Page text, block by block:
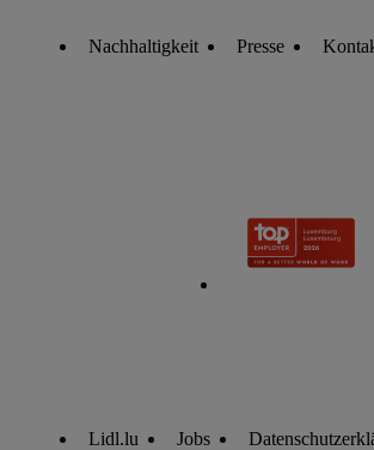
Nachhaltigkeit Presse
Lidl.lu Jobs